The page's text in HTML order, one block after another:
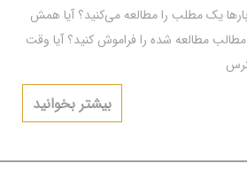
بارها یک مطلب را مطالعه می‌کنید؟ آیا همش
مطالب مطالعه شده را فراموش کنید؟ آیا وقت
آیا با وجود بارها مطالعه، مطالب از ذهن‌تان
اگر جواب‌تان مثبت است، باید بگوییم شما
بیشتر بخوانید